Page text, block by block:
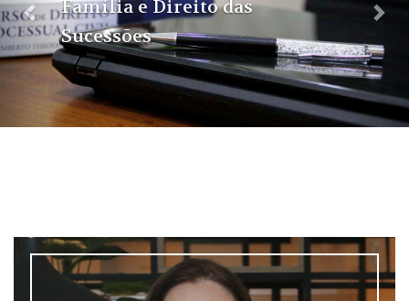
Família e Direito das
Sucessões